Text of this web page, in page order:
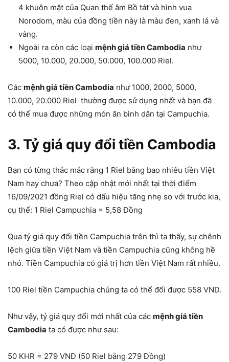
4 khuôn mặt của Quan thế âm Bồ tát và hình vua
Norodom, màu của đồng tiền này là màu đen, xanh lá và
vàng.
Ngoài ra còn các loại mệnh giá tiền Cambodia như
5000, 10.000, 20.000, 50.000, 100.000 Riel.
Các mệnh giá tiền Cambodia như 1000, 2000, 5000,
10.000, 20.000 Riel thường được sử dụng nhất và bạn đã
có thể mua được những món ăn bình dân tại Campuchia.
3. Tỷ giá quy đổi tiền Cambodia
Bạn có từng thắc mắc rằng 1 Riel bằng bao nhiêu tiền Việt
Nam hay chưa? Theo cập nhật mới nhất tại thời điểm
16/09/2021 đồng Riel có dấu hiệu tăng nhẹ so với trước kia,
cụ thể: 1 Riel Campuchia = 5,58 Đồng
Qua tỷ giá quy đổi tiền Campuchia trên thì ta thấy, sự chênh
lệch giữa tiền Việt Nam và tiền Campuchia cũng không hề
nhỏ. Tiền Campuchia có giá trị hơn tiền Việt Nam rất nhiều.
100 Riel tiền Campuchia chúng ta có thể đổi được 558 VND.
Như vậy, tỷ giá quy đổi mới nhất của các mệnh giá tiền
Cambodia ta có được như sau:
50 KHR = 279 VNĐ (50 Riel bằng 279 Đồng)